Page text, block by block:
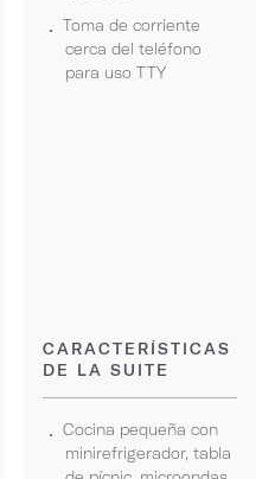
Toma de corriente
cerca del teléfono
para uso TTY
CARACTERÍSTICAS
DE LA SUITE
Cocina pequeña con
minirefrigerador, tabla